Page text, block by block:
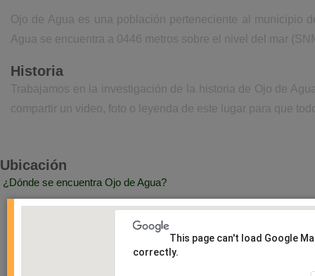
Ojo de Agua es una población perteneciente al municipio
Agua se encuentra a 0446 metros sobre el nivel del mar
Historia
Trabajamos en la investigación de la historia de Ojo de
compartir un video, foto o leyenda de este lugar para que
Ubicación
¿Dónde se encuentra Ojo de Agua?
This page can't load Google
correctly.